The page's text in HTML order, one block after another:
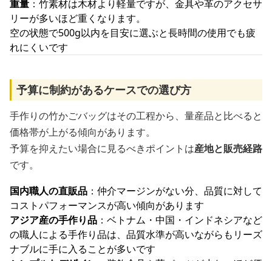
重量 ：竹素材は木材より軽量ですが、金具や革のアクセサ
リーが多いほど重くなります。
空の状態で500g以内を目安に選ぶと長時間の使用でも疲
れにくいです
予算に制約があるケースでの選び方
手作りの竹かごバッグはその工程から、量産品と比べると
価格帯が上がる傾向があります。
予算を抑えたい場合に見るべきポイントは産地と販売経路
です。
国内職人の直販品 ：仲介マージンがない分、品質に対して
コストパフォーマンスが高い傾向があります
アジア産の手作り品 ：ベトナム・中国・インドネシアなど
の職人による手作り品は、品質水準が高いながらもリーズ
ナブルに手に入ることが多いです